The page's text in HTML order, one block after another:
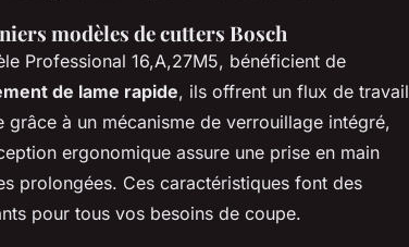
modèles de cutters Bosch
Professional 16,A,27M5, bénéficient de
de lame rapide, ils offrent un flux de travail
à un mécanisme de verrouillage intégré,
ergonomique assure une prise en main
prolongées. Ces caractéristiques font des
pour tous vos besoins de coupe.